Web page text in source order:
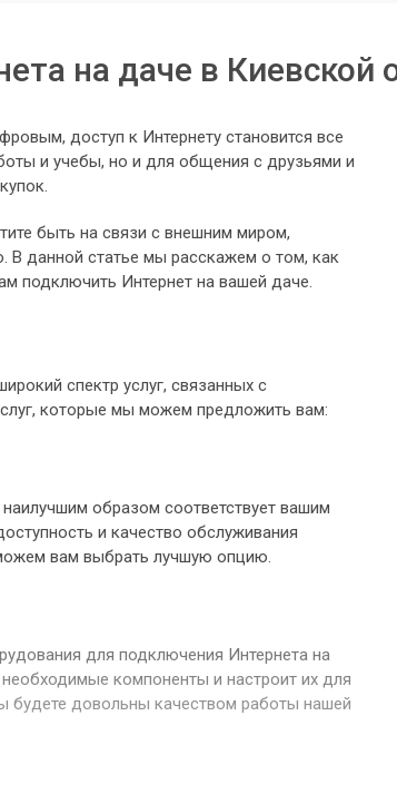
на даче в Киевской
доступ к Интернету становится все
и учебы, но и для общения с друзьями и
быть на связи с внешним миром,
В данной статье мы расскажем о том, как
подключить Интернет на вашей даче.
спектр услуг, связанных с
которые мы можем предложить вам:
образом соответствует вашим
и качество обслуживания
вам выбрать лучшую опцию.
для подключения Интернета на
компоненты и настроит их для
будете довольны качеством работы нашей